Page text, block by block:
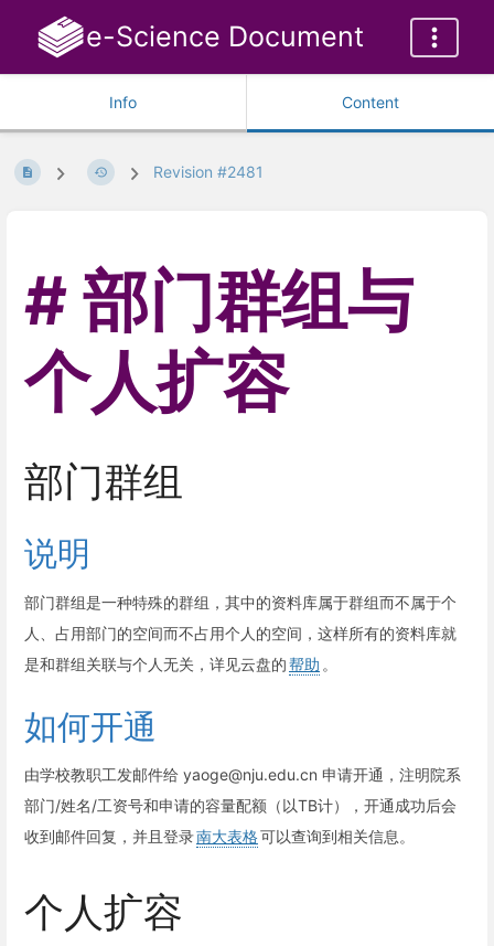
e-Science Document
Info Content
Revision #2481
部门群组与
个人扩容
部门群组
说明
部门群组是一种特殊的群组，其中的资料库属于群组而不属于个
人、占用部门的空间而不占用个人的空间，这样所有的资料库就
是和群组关联与个人无关，详见云盘的帮助 。
如何开通
由学校教职工发邮件给 yaoge@nju.edu.cn 申请开通，注明院系
部门/姓名/工资号和申请的容量配额（以TB计），开通成功后会
收到邮件回复，并且登录南大表格可以查询到相关信息。
个人扩容